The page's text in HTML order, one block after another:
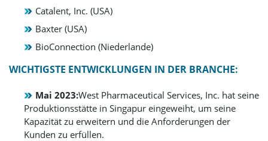
Catalent, Inc. (USA)
Baxter (USA)
BioConnection (Niederlande)
WICHTIGSTE ENTWICKLUNGEN IN DER BRANCHE:
Mai 2023:West Pharmaceutical Services, Inc. hat seine
Produktionsstätte in Singapur eingeweiht, um seine
Kapazität zu erweitern und die Anforderungen der
Kunden zu erfüllen.